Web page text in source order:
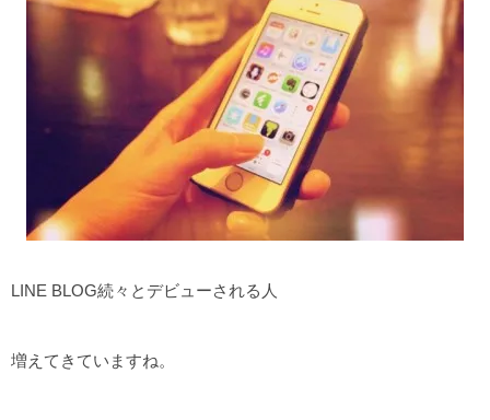
LINE BLOG続々とデビューされる人
増えてきていますね。